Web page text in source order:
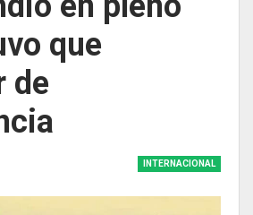
que
de
INTERNACIONAL